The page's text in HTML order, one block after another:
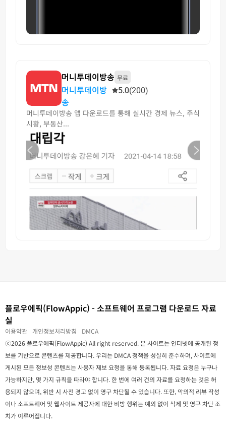
머니투데이방송 무료
머니투데이방
송
5.0(200)
머니투데이방송 앱 다운로드를 통해 실시간 경제 뉴스, 주식
시황, 부동산...
플로우에픽(FlowAppic) - 소프트웨어 프로그램 다운로드 자료
실
이용약관 개인정보처리방침
DMCA
ⓒ2026 플로우에픽(FlowAppic) All right reserved. 본 사이트는 인터넷에 공개된 정
보를 기반으로 콘텐츠를 제공합니다. 우리는 DMCA 정책을 성실히 준수하며, 사이트에
게시된 모든 정보성 콘텐츠는 사용자 제보 요청을 통해 등록됩니다. 자료 요청은 누구나
가능하지만, 몇 가지 규칙을 따라야 합니다. 한 번에 여러 건의 자료를 요청하는 것은 허
용되지 않으며, 위반 시 사전 경고 없이 영구 차단될 수 있습니다. 또한, 악의적 리뷰 작성
이나 소프트웨어 및 웹사이트 제공자에 대한 비방 행위는 예외 없이 삭제 및 영구 차단 조
치가 이루어집니다.